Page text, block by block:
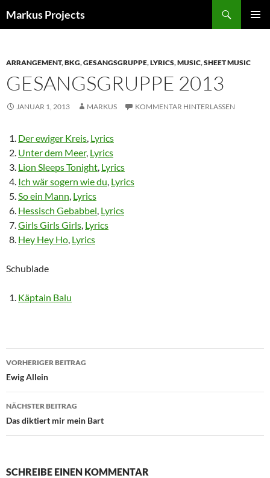
Inhalt
Markus Projects
ARRANGEMENT,BKG,GESANGSGRUPPE,LYRICS,MUSIC,SHEET MUSIC
GESANGSGRUPPE 2013
JANUAR 1, 2013 MARKUS KOMMENTAR HINTERLASSEN
Der ewiger Kreis, Lyrics
Unter dem Meer, Lyrics
Lion Sleeps Tonight, Lyrics
Ich wär sogern wie du, Lyrics
So ein Mann, Lyrics
Hessisch Gebabbel, Lyrics
Girls Girls Girls, Lyrics
Hey Hey Ho, Lyrics
Schublade
Käptain Balu
Beitragsnavigation
VORHERIGER BEITRAG
Ewig Allein
NÄCHSTER BEITRAG
Das diktiert mir mein Bart
SCHREIBE EINEN KOMMENTAR